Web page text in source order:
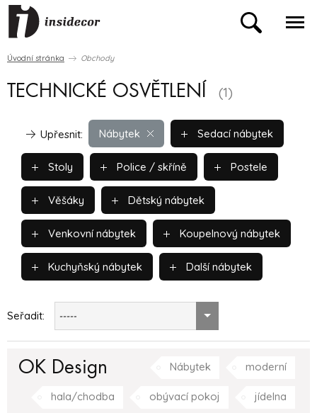
Úvodní stránka Obchody
TECHNICKÉ OSVĚTLENÍ (1)
Nábytek
Upřesnit: Sedací nábytek
Stoly Police / skříně Postele
Věšáky Dětský nábytek
Venkovní nábytek Koupelnový nábytek
Kuchyňský nábytek Další nábytek
Seřadit: -----
OK Design Nábytek moderní
hala/chodba obývací pokoj jídelna